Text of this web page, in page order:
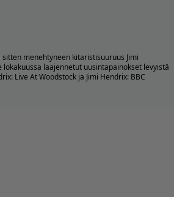
menehtyneen kitaristisuuruus Jimi
laajennetut uusintapainokset levyistä
Live At Woodstock ja Jimi Hendrix: BBC